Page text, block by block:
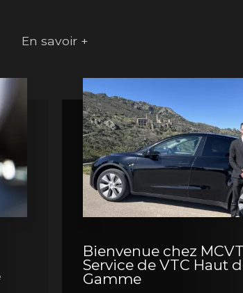
En savoir +
Bienvenue chez
Service de VTC Haut
Gamme